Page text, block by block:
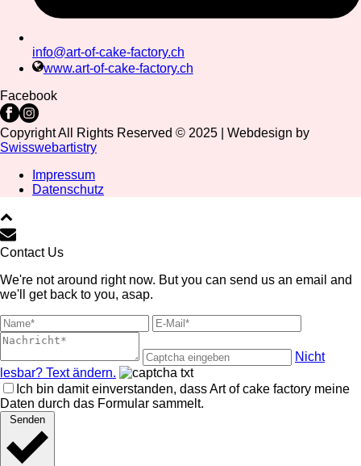
info@art-of-cake-factory.ch
www.art-of-cake-factory.ch
Facebook
Copyright All Rights Reserved © 2025 | Webdesign by
Swisswebartistry
Impressum
Datenschutz
Contact Us
We're not around right now. But you can send us an email and
we'll get back to you, asap.
Nicht
lesbar? Text ändern.
Ich bin damit einverstanden, dass Art of cake factory meine
Daten durch das Formular sammelt.
Senden